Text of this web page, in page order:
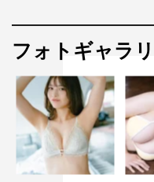
フォトギャラ